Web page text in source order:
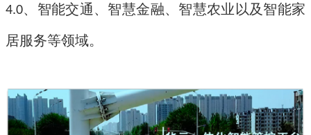
4.0、智能交通、智慧金融、智慧农业以及智能家
居服务等领域。